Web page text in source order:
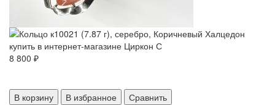
8 800 ₽
В корзину В избранное Сравнить